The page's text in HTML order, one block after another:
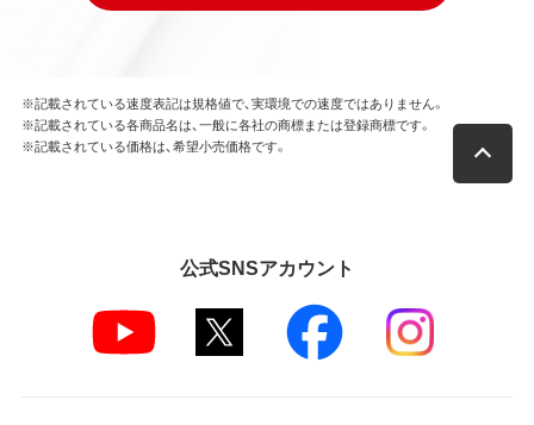
※記載されている速度表記は規格値で、実環境での速度ではありません。
※記載されている各商品名は、一般に各社の商標または登録商標です。
※記載されている価格は、希望小売価格です。
公式SNSアカウント